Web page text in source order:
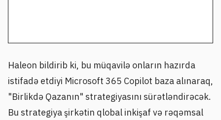
Haleon bildirib ki, bu müqavilə onların hazırda
istifadə etdiyi Microsoft 365 Copilot baza alınaraq,
"Birlikdə Qazanın" strategiyasını sürətləndirəcək.
Bu strategiya şirkətin qlobal inkişaf və rəqəmsal